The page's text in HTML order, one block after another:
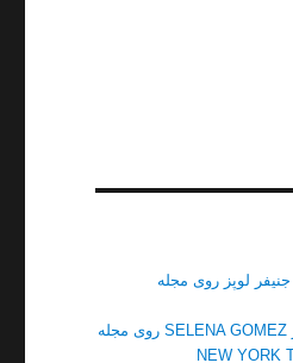
لوپز روی مجله
عکس های سلنا گومز SELENA GOMEZ روی مجله